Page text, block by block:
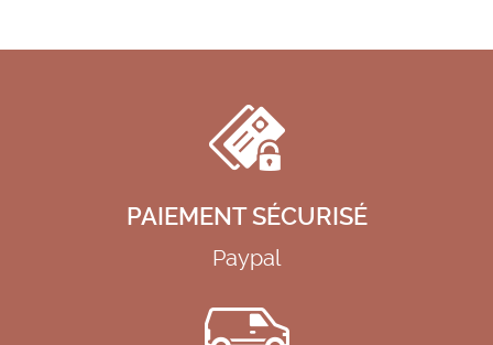
PAIEMENT SÉCURISÉ
Paypal